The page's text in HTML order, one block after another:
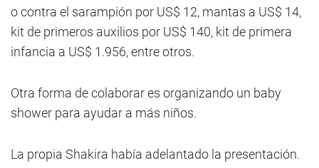
o contra el sarampión por US$ 12, mantas a US$ 14,
kit de primeros auxilios por US$ 140, kit de primera
infancia a US$ 1.956, entre otros.
Otra forma de colaborar es organizando un baby
shower para ayudar a más niños.
La propia Shakira había adelantado la presentación.